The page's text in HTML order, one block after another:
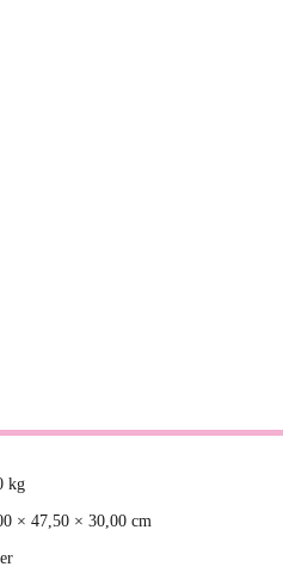
kg
× 47,50 × 30,00 cm